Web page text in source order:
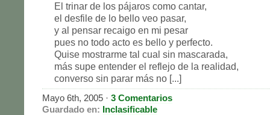
El trinar de los pájaros como cantar,
el desfile de lo bello veo pasar,
y al pensar recaigo en mi pesar
pues no todo acto es bello y perfecto.
Quise mostrarme tal cual sin mascarada,
más supe entender el reflejo de la realidad,
converso sin parar más no [...]
Mayo 6th, 2005 · 3 Comentarios
Guardado en: Inclasificable